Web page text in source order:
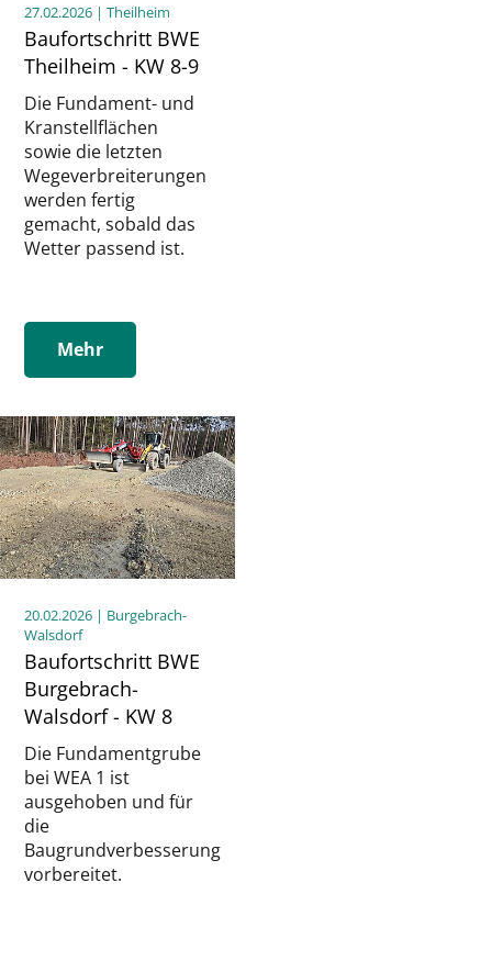
27.02.2026 | Theilheim
Baufortschritt BWE
Theilheim - KW 8-9
Die Fundament- und
Kranstellflächen
sowie die letzten
Wegeverbreiterungen
werden fertig
gemacht, sobald das
Wetter passend ist.
Mehr
20.02.2026 | Burgebrach-
Walsdorf
Baufortschritt BWE
Burgebrach-
Walsdorf - KW 8
Die Fundamentgrube
bei WEA 1 ist
ausgehoben und für
die
Baugrundverbesserung
vorbereitet.